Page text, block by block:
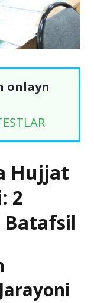
onlayn
Hujjat
2
Batafsil